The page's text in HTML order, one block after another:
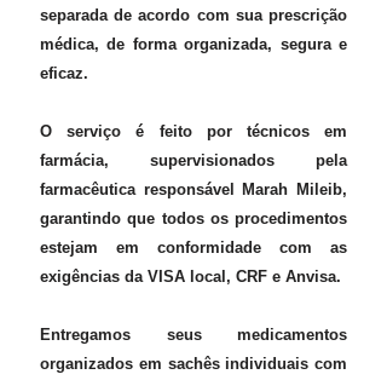
separada de acordo com sua prescrição
médica, de forma organizada, segura e
eficaz.
O serviço é feito por técnicos em
farmácia, supervisionados pela
farmacêutica responsável Marah Mileib,
garantindo que todos os procedimentos
estejam em conformidade com as
exigências da VISA local, CRF e Anvisa.
Entregamos seus medicamentos
organizados em sachês individuais com